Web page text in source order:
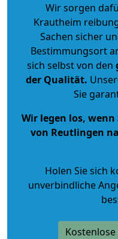
Wir sorgen
Krautheim
Sachen sicher
Bestimmungsort
sich selbst von den
der Qualität.
Sie
Wir legen los,
von Reutlingen
Holen Sie sich
unverbindliche